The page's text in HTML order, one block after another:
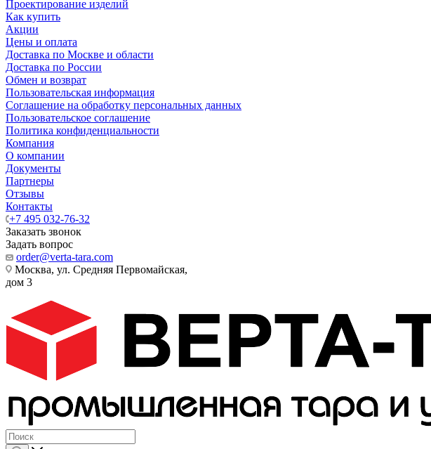
Проектирование изделий
Как купить
Акции
Цены и оплата
Доставка по Москве и области
Доставка по России
Обмен и возврат
Пользовательская информация
Соглашение на обработку персональных данных
Пользовательское соглашение
Политика конфиденциальности
Компания
О компании
Документы
Партнеры
Отзывы
Контакты
+7 495 032-76-32
Заказать звонок
Задать вопрос
order@verta-tara.com
Москва, ул. Средняя Первомайская,
дом 3